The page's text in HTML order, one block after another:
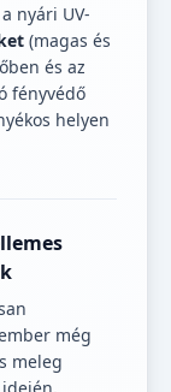
nyári UV-
(magas és
és az
fényvédő
helyen
még
meleg